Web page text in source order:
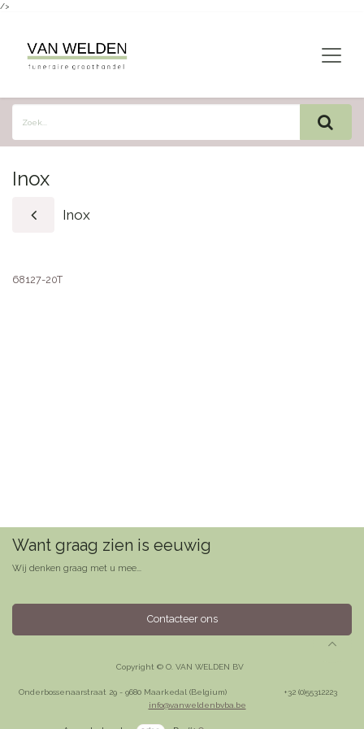
/>
Inox
Inox
68127-20T
Want graag zien is eeuwig
Wij denken graag met u mee...
Contacteer ons
Copyright © O. VAN WELDEN BV
Onderbossenaarstraat 29 - 9680 Maarkedal (Belgium)
​+32 (0)55312223
info@vanweldenbvba.be